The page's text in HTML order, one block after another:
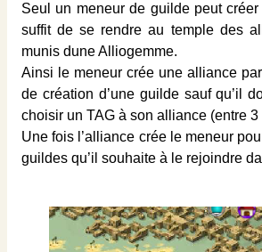
Seul un meneur de guilde peut
suffit de se rendre au temple des
munis dune Alliogemme.
Ainsi le meneur crée une alliance
de création d’une guilde sauf qu’il
choisir un TAG à son alliance (entre 3
Une fois l’alliance crée le meneur
guildes qu’il souhaite à le rejoindre